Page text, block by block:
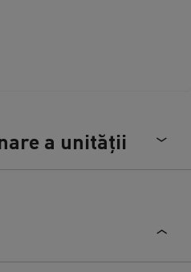
a unității